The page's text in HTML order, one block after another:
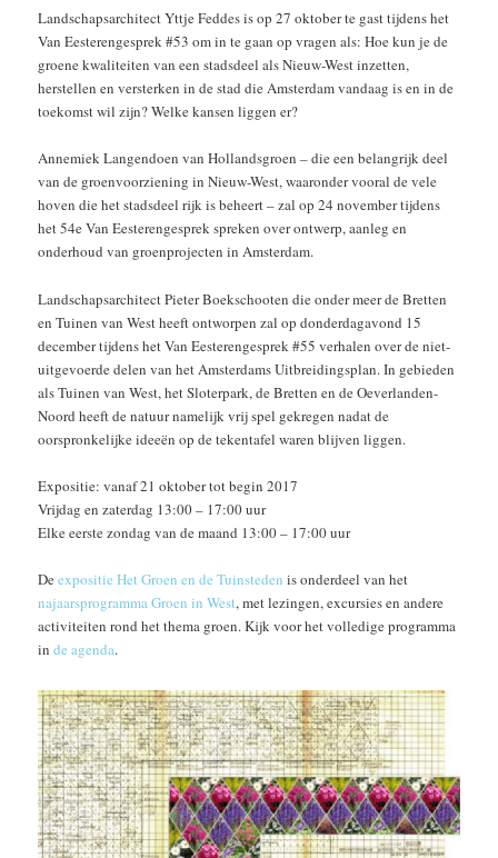
Landschapsarchitect Yttje Feddes is op 27 oktober te gast tijdens het
Van Eesterengesprek #53 om in te gaan op vragen als: Hoe kun je de
groene kwaliteiten van een stadsdeel als Nieuw-West inzetten,
herstellen en versterken in de stad die Amsterdam vandaag is en in de
toekomst wil zijn? Welke kansen liggen er?
Annemiek Langendoen van Hollandsgroen – die een belangrijk deel
van de groenvoorziening in Nieuw-West, waaronder vooral de vele
hoven die het stadsdeel rijk is beheert – zal op 24 november tijdens
het 54e Van Eesterengesprek spreken over ontwerp, aanleg en
onderhoud van groenprojecten in Amsterdam.
Landschapsarchitect Pieter Boekschooten die onder meer de Bretten
en Tuinen van West heeft ontworpen zal op donderdagavond 15
december tijdens het Van Eesterengesprek #55 verhalen over de niet-
uitgevoerde delen van het Amsterdams Uitbreidingsplan. In gebieden
als Tuinen van West, het Sloterpark, de Bretten en de Oeverlanden-
Noord heeft de natuur namelijk vrij spel gekregen nadat de
oorspronkelijke ideeën op de tekentafel waren blijven liggen.
Expositie: vanaf 21 oktober tot begin 2017
Vrijdag en zaterdag 13:00 – 17:00 uur
Elke eerste zondag van de maand 13:00 – 17:00 uur
Deexpositie Het Groen en de Tuinsteden is onderdeel van het
najaarsprogramma Groen in West, met lezingen, excursies en andere
activiteiten rond het thema groen. Kijk voor het volledige programma
inde agenda.